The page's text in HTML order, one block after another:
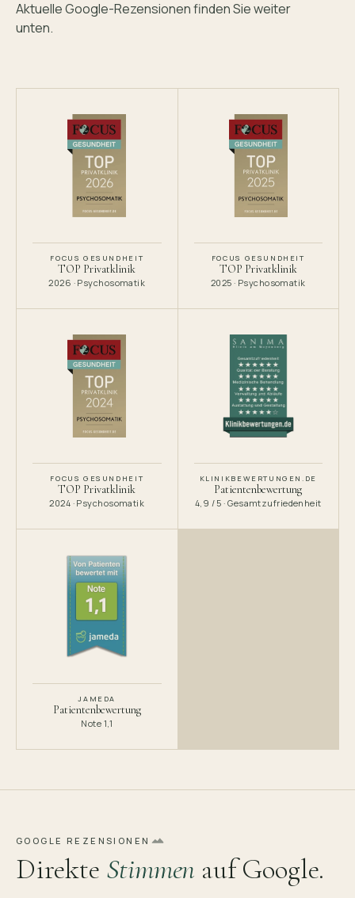
Aktuelle Google-Rezensionen finden Sie weiter
unten.
FOCUS GESUNDHEIT
TOP Privatklinik
2026 · Psychosomatik
FOCUS GESUNDHEIT
TOP Privatklinik
2025 · Psychosomatik
FOCUS GESUNDHEIT
TOP Privatklinik
2024 · Psychosomatik
KLINIKBEWERTUNGEN.DE
Patientenbewertung
4,9 / 5 · Gesamtzufriedenheit
JAMEDA
Patientenbewertung
Note 1,1
GOOGLE REZENSIONEN
Direkte Stimmen auf Google.